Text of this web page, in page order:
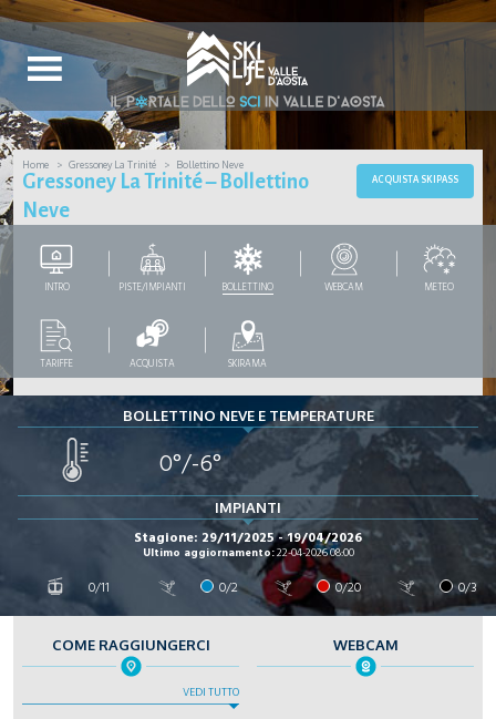
Home Gressoney La Trinité Bollettino Neve
Gressoney La Trinité – Bollettino
Neve
ACQUISTA SKIPASS
INTRO PISTE/IMPIANTI BOLLETTINO WEBCAM METEO
TARIFFE ACQUISTA SKIRAMA
BOLLETTINO NEVE E TEMPERATURE
0°/-6°
IMPIANTI
Stagione: 29/11/2025 - 19/04/2026
Ultimo aggiornamento:22-04-2026 08:00
0/11 0/2 0/20 0/3
COME RAGGIUNGERCI
VEDI TUTTO
WEBCAM